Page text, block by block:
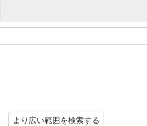
より広い範囲を検索する